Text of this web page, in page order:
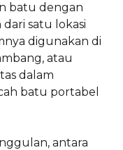
batu dengan
satu lokasi
digunakan di
atau
dalam
batu portabel
antara